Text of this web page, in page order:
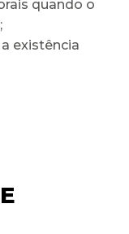
quando o
existência